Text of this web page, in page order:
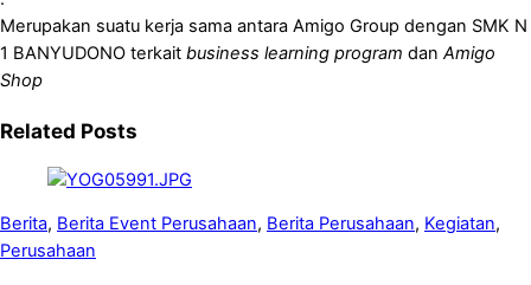
Merupakan suatu kerja sama antara Amigo Group dengan SMK N
1 BANYUDONO terkait business learning program dan Amigo
Shop
Related Posts
Berita, Berita Event Perusahaan, Berita Perusahaan, Kegiatan,
Perusahaan